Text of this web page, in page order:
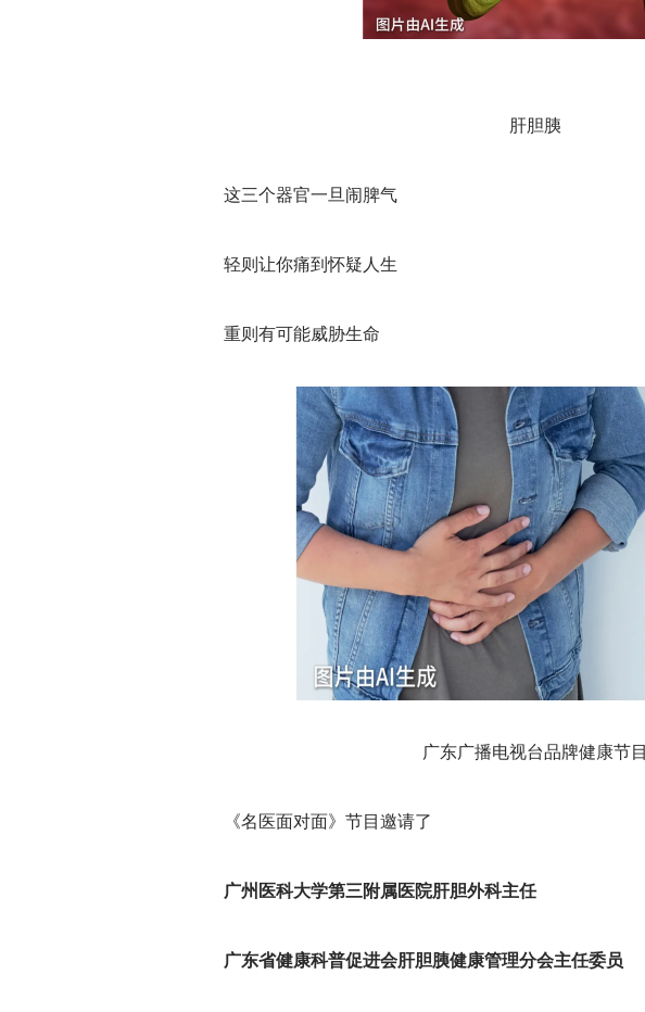
肝胆胰
这三个器官一旦闹脾气
轻则让你痛到怀疑人生
重则有可能威胁生命
广东广播电视台品牌健康节目
《名医面对面》节目邀请了
广州医科大学第三附属医院肝胆外科主任
广东省健康科普促进会肝胆胰健康管理分会主任委员